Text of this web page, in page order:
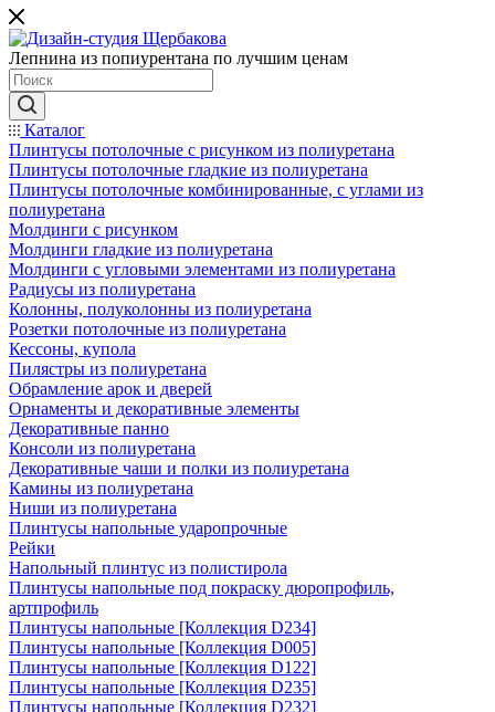
Лепнина из попиурентана по лучшим ценам
Каталог
Плинтусы потолочные с рисунком из полиуретана
Плинтусы потолочные гладкие из полиуретана
Плинтусы потолочные комбинированные, с углами из
полиуретана
Молдинги c рисунком
Молдинги гладкие из полиуретана
Молдинги с угловыми элементами из полиуретана
Радиусы из полиуретана
Колонны, полуколонны из полиуретана
Розетки потолочные из полиуретана
Кессоны, купола
Пилястры из полиуретана
Обрамление арок и дверей
Орнаменты и декоративные элементы
Декоративные панно
Консоли из полиуретана
Декоративные чаши и полки из полиуретана
Камины из полиуретана
Ниши из полиуретана
Плинтусы напольные ударопрочные
Рейки
Напольный плинтус из полистирола
Плинтусы напольные под покраску дюропрофиль,
артпрофиль
Плинтусы напольные [Коллекция D234]
Плинтусы напольные [Коллекция D005]
Плинтусы напольные [Коллекция D122]
Плинтусы напольные [Коллекция D235]
Плинтусы напольные [Коллекция D232]